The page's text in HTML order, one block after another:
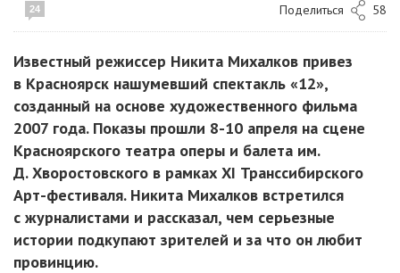
24 Поделиться 58
Известный режиссер Никита Михалков привез
в Красноярск нашумевший спектакль «12»,
созданный на основе художественного фильма
2007 года. Показы прошли 8-10 апреля на сцене
Красноярского театра оперы и балета им.
Д. Хворостовского в рамках XI Транссибирского
Арт-фестиваля. Никита Михалков встретился
с журналистами и рассказал, чем серьезные
истории подкупают зрителей и за что он любит
провинцию.